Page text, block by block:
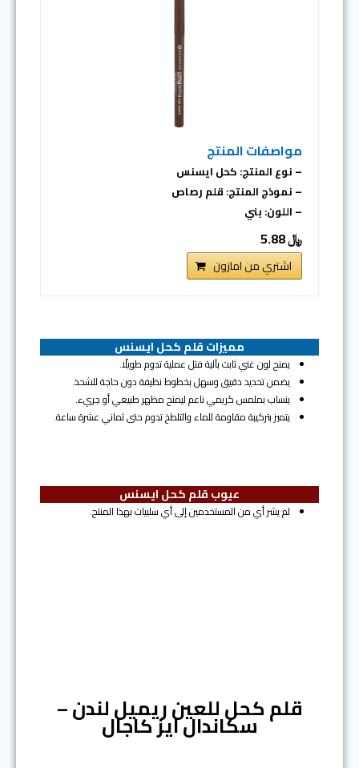
مواصفات المنتج
– نوع المنتج: كحل ايسنس
– نموذج المنتج: قلم رصاص
– اللون: بني
﷼ 5.88
اشتري من امازون
مميزات قلم كحل ايسنس
يمنح لون غني ثابت بآلية فتل عملية تدوم طويلًا.
يضمن تحديد دقيق وسهل بخطوط نظيفة دون حاجة للشحذ.
ينساب بملمس كريمي ناعم ليمنح مظهر طبيعي أو جريء.
يتميز بتركيبة مقاومة للماء والتلطخ تدوم حتى ثماني عشرة ساعة.
عيوب قلم كحل ايسنس
لم يشر أي من المستخدمين إلى أي سلبيات بهذا المنتج.
قلم كحل للعين ريميل لندن –
سكاندال ايز كاجال